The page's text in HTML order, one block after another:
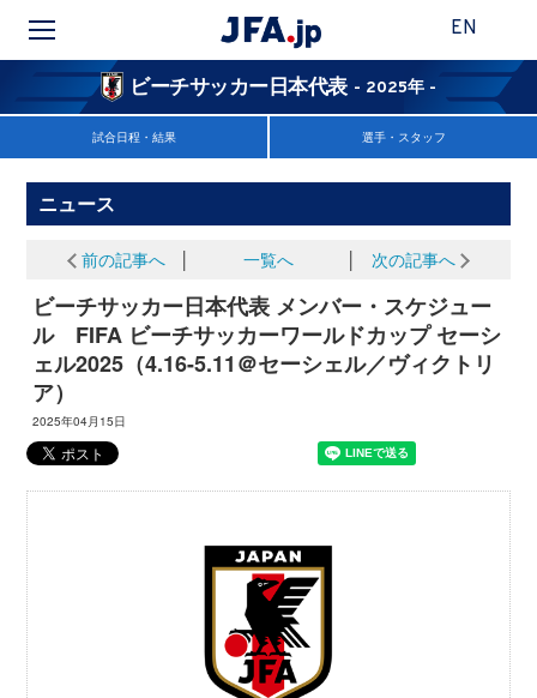
EN
ビーチサッカー日本代表 - 2025年 -
試合日程・結果 選手・スタッフ
ニュース
前の記事へ 一覧へ 次の記事へ
ビーチサッカー日本代表 メンバー・スケジュー
ル FIFA ビーチサッカーワールドカップ セーシ
ェル2025（4.16-5.11＠セーシェル／ヴィクトリ
ア）
2025年04月15日